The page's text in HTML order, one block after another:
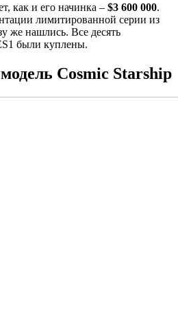
как и его начинка – $3 600 000.
лимитированной серии из
же нашлись. Все десять
были куплены.
Cosmic Starship